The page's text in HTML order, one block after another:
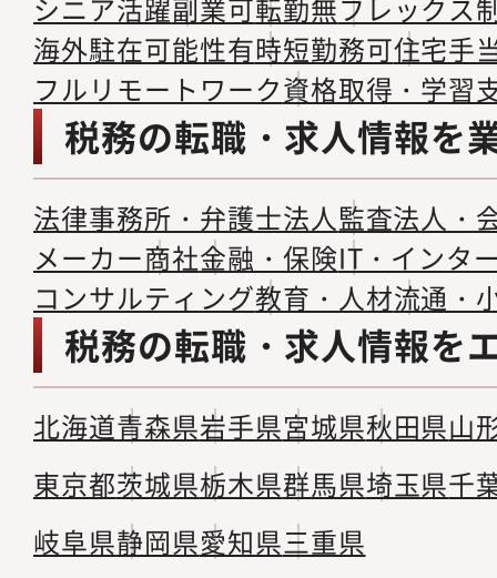
シニア活躍副業可転勤無フレックス
海外駐在可能性有時短勤務可住宅手
フルリモートワーク資格取得・学習
税務の転職・求人情報を
法律事務所・弁護士法人監査法人・
メーカー商社金融・保険IT・インタ
コンサルティング教育・人材流通・
税務の転職・求人情報を
北海道青森県岩手県宮城県秋田県山
東京都茨城県栃木県群馬県埼玉県千
岐阜県静岡県愛知県三重県